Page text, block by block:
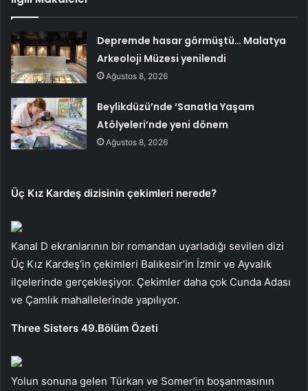
Depremde hasar görmüştü… Malatya
Arkeoloji Müzesi yenilendi
Ağustos 8, 2026
Beylikdüzü’nde ‘Sanatla Yaşam
Atölyeleri’nde yeni dönem
Ağustos 8, 2026
Üç Kız Kardeş dizisinin çekimleri nerede?
Kanal D ekranlarının bir romandan uyarladığı sevilen dizi
Üç Kız Kardeş’in çekimleri Balıkesir’in İzmir ve Ayvalık
ilçelerinde gerçekleşiyor. Çekimler daha çok Cunda Adası
ve Çamlık mahallelerinde yapılıyor.
Three Sisters 49.Bölüm Özeti
Yolun sonuna gelen Türkan ve Somer’in boşanmasının